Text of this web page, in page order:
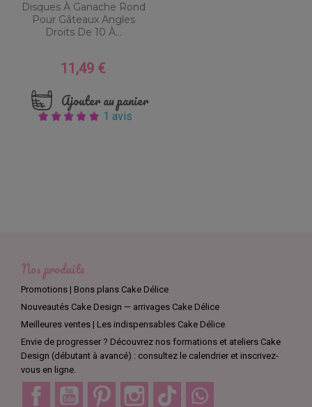
Disques À Ganache Rond
Pour Gâteaux Angles
Droits De 10 À...
Prix
11,49 €
Ajouter au panier
1 avis
Nos produits
Promotions | Bons plans Cake Délice
Nouveautés Cake Design — arrivages Cake Délice
Meilleures ventes | Les indispensables Cake Délice
Envie de progresser ? Découvrez nos formations et ateliers Cake
Design (débutant à avancé) : consultez le calendrier et inscrivez-
vous en ligne.
Facebook YouTube Pinterest Instagram TikTok